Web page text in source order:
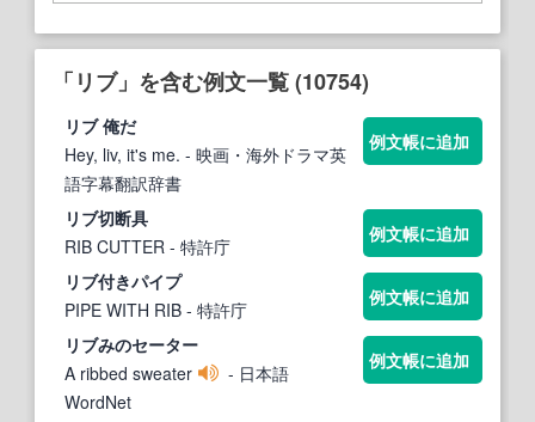
「リブ」を含む例文一覧 (10754)
リブ俺だ
Hey, liv, it's me. - 映画・海外ドラマ英
語字幕翻訳辞書
例文帳に追加
リブ切断具
RIB CUTTER - 特許庁
例文帳に追加
リブ付きパイプ
PIPE WITH RIB - 特許庁
例文帳に追加
リブみのセーター
A ribbed sweater
- 日本語
WordNet
例文帳に追加